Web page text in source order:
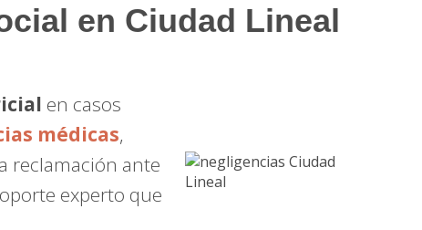
en Ciudad Lineal
en casos
médicas,
reclamación ante
experto que